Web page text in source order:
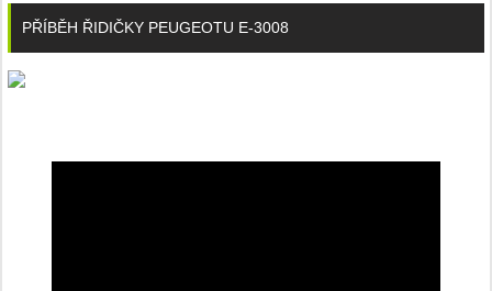
PŘÍBĚH ŘIDIČKY PEUGEOTU E-3008